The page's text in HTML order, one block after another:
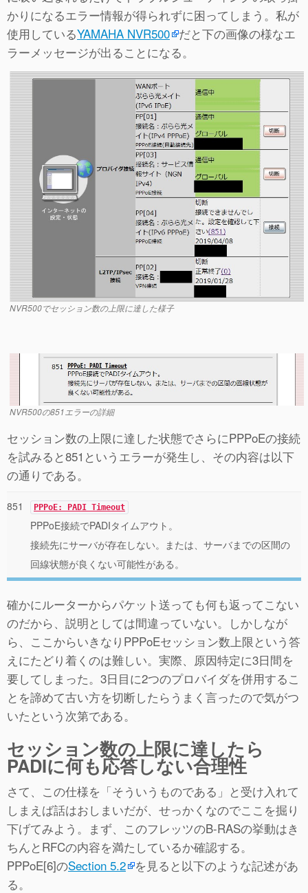
かりになるエラー情報が得られずに困ってしまう。私が
使用しているYAMAHA NVR500 だと下の画像の様なエ
ラーメッセージが出ることになる。
NVR500でセッション数の上限に達した様子
NVR500の851エラーの詳細
セッション数の上限に達した状態でさらにPPPoEの接続
を試みると851というエラーが発生し、その内容は以下
の通りである。
851 PPPoE: PADI Timeout
PPPoE接続でPADIタイムアウト。
接続先にサーバが存在しない。または、サーバまでの区間の
回線状態が良くない可能性がある。
確かにルーターからパケット送っても何も返ってこない
のだから、説明としては間違っていない。しかしなが
ら、ここからいきなりPPPoEセッション数上限という答
えにたどり着くのは難しい。実際、原因特定に3日間を
要してしまった。3日目に2つのプロバイダを併用するこ
とを諦めて古い方を切断したらうまく言ったので気がつ
いたという次第である。
セッション数の上限に達したら
PADIに何も応答しない合理性
さて、この仕様を「そういうものである」と受け入れて
しまえば話はおしまいだが、せっかくなのでここを掘り
下げてみよう。まず、このフレッツのB-RASの挙動はき
ちんとRFCの内容を満たしているか確認する。
PPPoE[6]のSection 5.2 を見ると以下のような記述があ
る。